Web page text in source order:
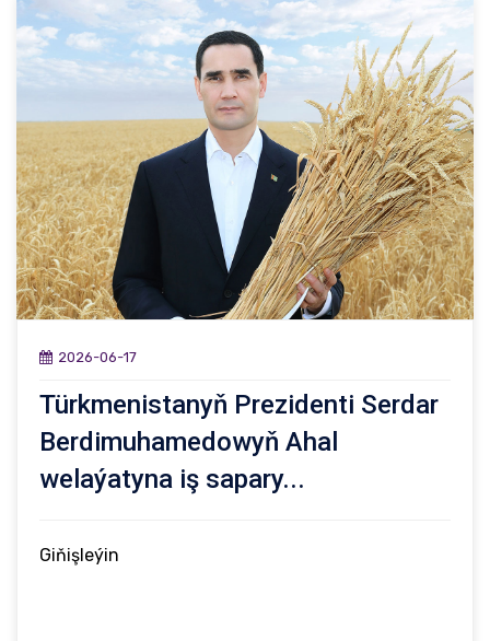
2026-06-17
Türkmenistanyň Prezidenti Serdar
Berdimuhamedowyň Ahal
welaýatyna iş sapary...
Giňişleýin